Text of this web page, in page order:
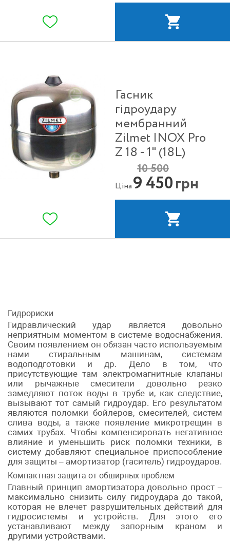
Гасник
гідроудару
мембранний
Zilmet INOX Pro
Z 18 - 1" (18L)
Ціна
10 500
9 450грн
Гидрориски
Гидравлический удар является довольно
неприятным моментом в системе водоснабжения.
Своим появлением он обязан часто используемым
нами стиральным машинам, системам
водоподготовки и др. Дело в том, что
присутствующие там электромагнитные клапаны
или рычажные смесители довольно резко
замедляют поток воды в трубе и, как следствие,
вызывают тот самый гидроудар. Его результатом
являются поломки бойлеров, смесителей, систем
слива воды, а также появление микротрещин в
самих трубах. Чтобы компенсировать негативное
влияние и уменьшить риск поломки техники, в
систему добавляют специальное приспособление
для защиты – амортизатор (гаситель) гидроударов.
Компактная защита от обширных проблем
Главный принцип амортизатора довольно прост –
максимально снизить силу гидроудара до такой,
которая не влечет разрушительных действий для
гидросистемы и устройств. Для этого его
устанавливают между запорным краном и
другими устройствами.